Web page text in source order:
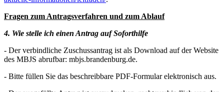
Fragen zum Antragsverfahren und zum Ablauf
4. Wie stelle ich einen Antrag auf Soforthilfe
- Der verbindliche Zuschussantrag ist als Download auf der Website
des MBJS abrufbar: mbjs.brandenburg.de.
- Bitte füllen Sie das beschreibbare PDF-Formular elektronisch aus.